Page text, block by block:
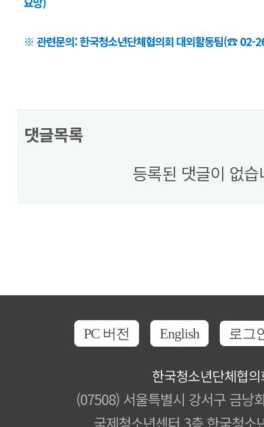
※ 관련문의: 한국청소년단체협의회 대외활동팀(☎ 02-
댓글목록
등록된 댓글이 없습
PC 버전 English 로그
한국청소년단체협
(07508) 서울특별시 강서구 금낭
국제청소년센터 3층 한국청소